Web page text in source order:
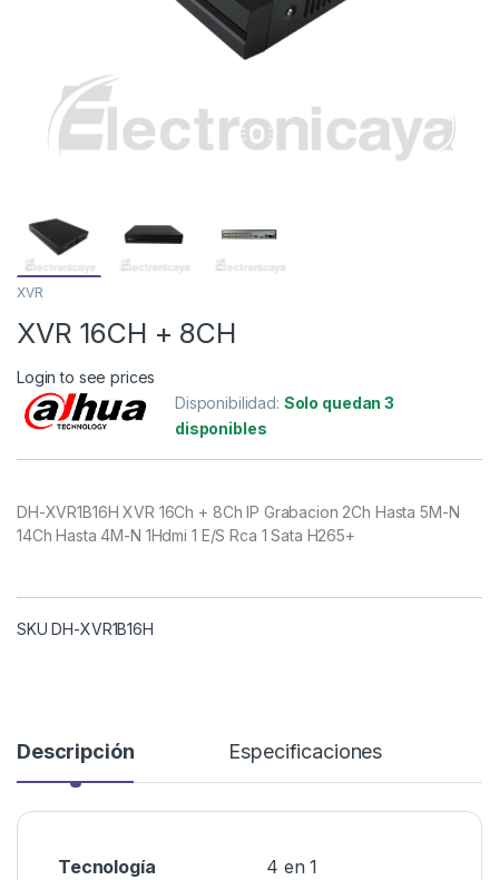
XVR
XVR 16CH + 8CH
Login to see prices
Disponibilidad: Solo quedan 3
disponibles
DH-XVR1B16H XVR 16Ch + 8Ch IP Grabacion 2Ch Hasta 5M-N
14Ch Hasta 4M-N 1Hdmi 1 E/S Rca 1 Sata H265+
SKU DH-XVR1B16H
Descripción Especificaciones
Tecnología 4 en 1